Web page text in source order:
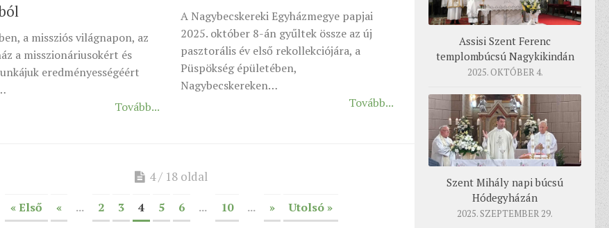
a missziós világnapon, az
a misszionáriusokért és
eredményességéért
Tovább...
A Nagybecskereki Egyházmegye papjai
2025. október 8-án gyűltek össze az új
pasztorális év első rekollekciójára, a
Püspökség épületében,
Nagybecskereken…
Tovább...
4 / 18 oldal
« Első « ... 2 3 4 5 6 ... 10 ... » Utolsó »
Assisi Szent Ferenc
templombúcsú Nagykikindán
2025. OKTÓBER 4.
Szent Mihály napi búcsú
Hódegyházán
2025. SZEPTEMBER 29.